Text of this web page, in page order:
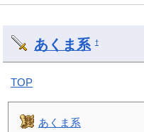
あくま系 †
TOP
あくま系